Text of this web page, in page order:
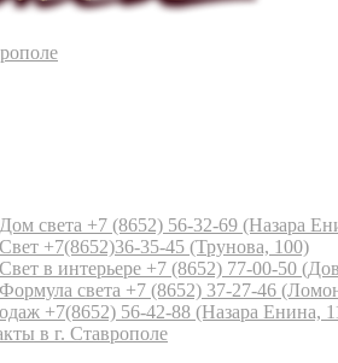
света +7 (8652) 56-32-69 (Назара
+7(8652)36-35-45 (Трунова, 100)
в интерьере +7 (8652) 77-00-50
света +7 (8652) 37-27-46
+7(8652) 56-42-88 (Назара Енина,
в г. Ставрополе